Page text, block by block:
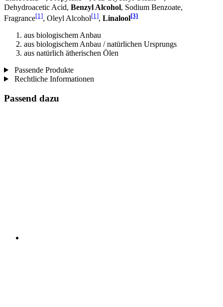
Dehydroacetic Acid, Benzyl Alcohol, Sodium Benzoate,
Fragrance[1], Oleyl Alcohol[1], Linalool[3]
aus biologischem Anbau
aus biologischem Anbau / natürlichen Ursprungs
aus natürlich ätherischen Ölen
Passende Produkte
Rechtliche Informationen
Passend dazu